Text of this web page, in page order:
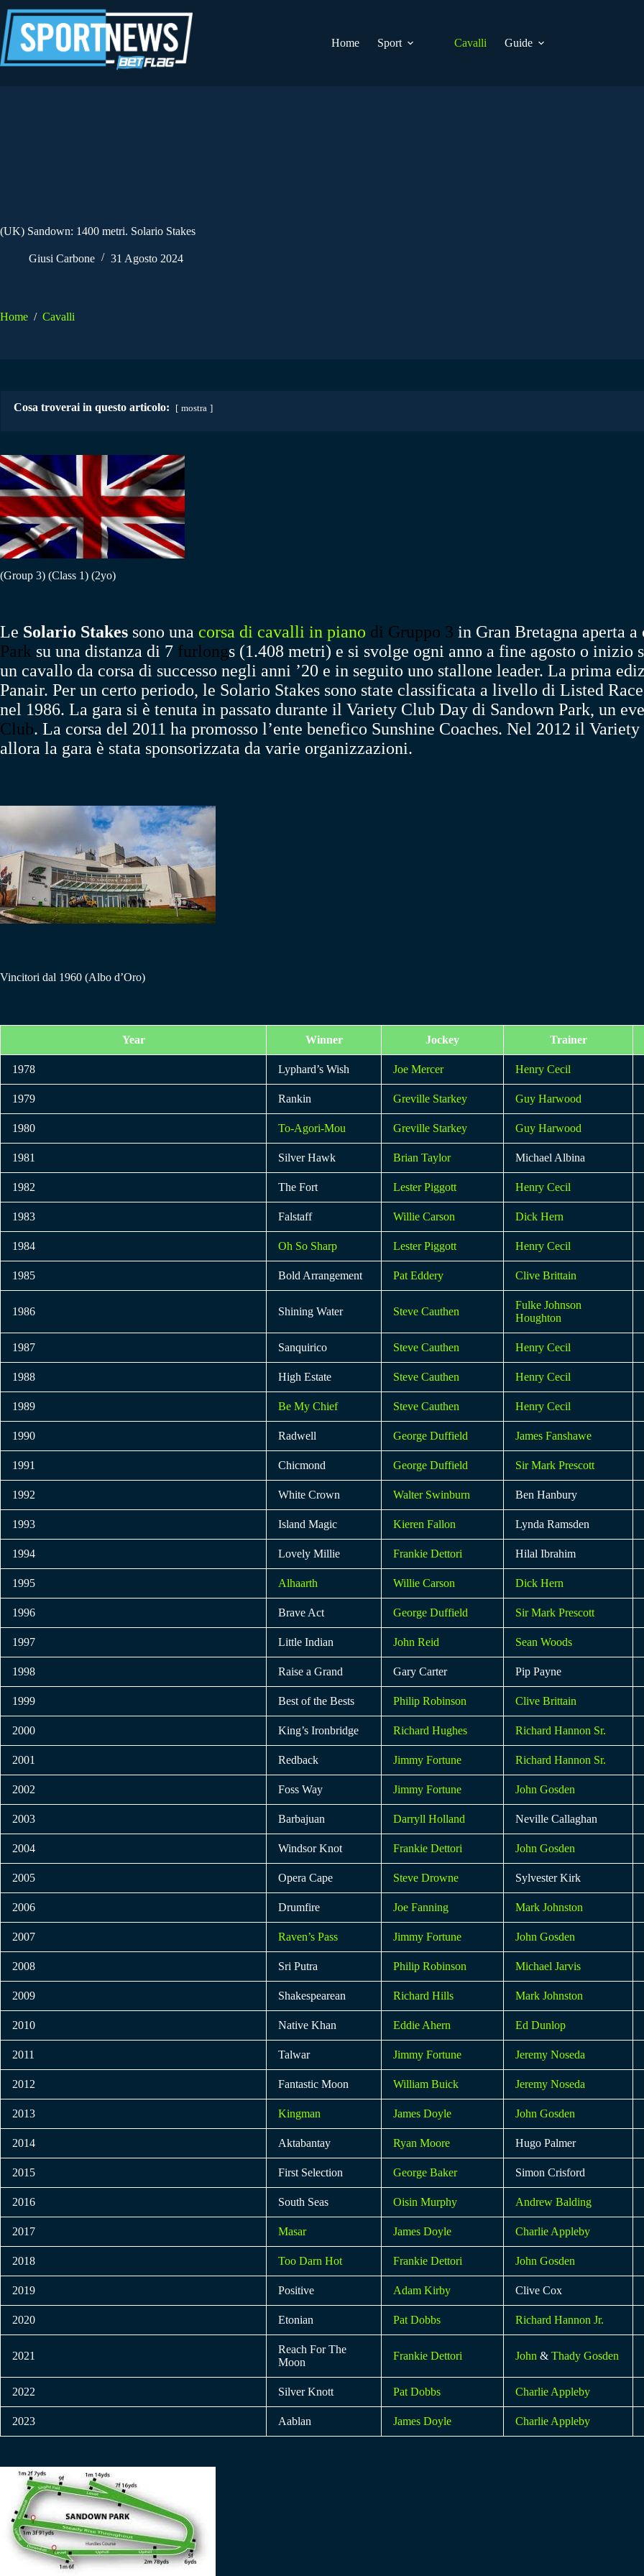
al
contenuto
Home
Sport Cavalli Guide
(UK) Sandown: 1400 metri. Solario Stakes
Giusi Carbone 31 Agosto 2024
Home / Cavalli
Cosa troverai in questo articolo: mostra
(Group 3) (Class 1) (2yo)
Le Solario Stakes sono una corsa di cavalli in piano di Gruppo 3 in Gran Bretagna aperta
Park su una distanza di 7 furlongs (1.408 metri) e si svolge ogni anno a fine agosto o inizio
un cavallo da corsa di successo negli anni ’20 e in seguito uno stallone leader. La prima
Panair. Per un certo periodo, le Solario Stakes sono state classificata a livello di Listed
nel 1986. La gara si è tenuta in passato durante il Variety Club Day di Sandown Park, un
Club. La corsa del 2011 ha promosso l’ente benefico Sunshine Coaches. Nel 2012 il
allora la gara è stata sponsorizzata da varie organizzazioni.
Vincitori dal 1960 (Albo d’Oro)
Year Winner Jockey Trainer
1978 Lyphard’s Wish Joe Mercer Henry Cecil
1979 Rankin Greville Starkey Guy Harwood
1980 To-Agori-Mou Greville Starkey Guy Harwood
1981 Silver Hawk Brian Taylor Michael Albina
1982 The Fort Lester Piggott Henry Cecil
1983 Falstaff Willie Carson Dick Hern
1984 Oh So Sharp Lester Piggott Henry Cecil
1985 Bold Arrangement Pat Eddery Clive Brittain
1986 Shining Water Steve Cauthen
Fulke Johnson
Houghton
1987 Sanquirico Steve Cauthen Henry Cecil
1988 High Estate Steve Cauthen Henry Cecil
1989 Be My Chief Steve Cauthen Henry Cecil
1990 Radwell George Duffield James Fanshawe
1991 Chicmond George Duffield Sir Mark Prescott
1992 White Crown Walter Swinburn Ben Hanbury
1993 Island Magic Kieren Fallon Lynda Ramsden
1994 Lovely Millie Frankie Dettori Hilal Ibrahim
1995 Alhaarth Willie Carson Dick Hern
1996 Brave Act George Duffield Sir Mark Prescott
1997 Little Indian John Reid Sean Woods
1998 Raise a Grand Gary Carter Pip Payne
1999 Best of the Bests Philip Robinson Clive Brittain
2000 King’s Ironbridge Richard Hughes Richard Hannon Sr.
2001 Redback Jimmy Fortune Richard Hannon Sr.
2002 Foss Way Jimmy Fortune John Gosden
2003 Barbajuan Darryll Holland Neville Callaghan
2004 Windsor Knot Frankie Dettori John Gosden
2005 Opera Cape Steve Drowne Sylvester Kirk
2006 Drumfire Joe Fanning Mark Johnston
2007 Raven’s Pass Jimmy Fortune John Gosden
2008 Sri Putra Philip Robinson Michael Jarvis
2009 Shakespearean Richard Hills Mark Johnston
2010 Native Khan Eddie Ahern Ed Dunlop
2011 Talwar Jimmy Fortune Jeremy Noseda
2012 Fantastic Moon William Buick Jeremy Noseda
2013 Kingman James Doyle John Gosden
2014 Aktabantay Ryan Moore Hugo Palmer
2015 First Selection George Baker Simon Crisford
2016 South Seas Oisin Murphy Andrew Balding
2017 Masar James Doyle Charlie Appleby
2018 Too Darn Hot Frankie Dettori John Gosden
2019 Positive Adam Kirby Clive Cox
2020 Etonian Pat Dobbs Richard Hannon Jr.
2021
Reach For The
Moon
Frankie Dettori John & Thady Gosden
2022 Silver Knott Pat Dobbs Charlie Appleby
2023 Aablan James Doyle Charlie Appleby